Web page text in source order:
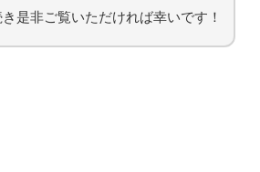
是非ご覧いただければ幸いです！